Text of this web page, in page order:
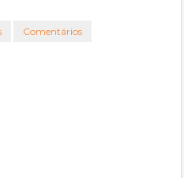
Comentários